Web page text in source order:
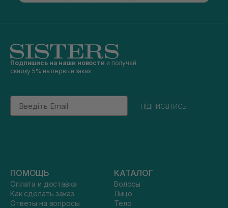
Подпишись на наши новости и получай
скидку 5% на первый заказ
Email
підписатись
ПОМОЩЬ
Оплата и доставка
Как сделать заказ
Ответы на вопросы
КАТАЛОГ
Волосы
Лицо
Тело